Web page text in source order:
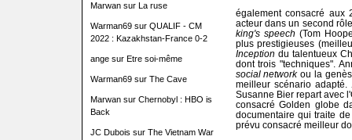
Marwansur La ruse
Warman69sur QUALIF - CM
2022 : Kazakhstan-France 0-2
angesur Etre soi-même
Warman69sur The Cave
Marwansur Chernobyl : HBO is
Back
JC Dubois sur The Vietnam War
également consacré aux
acteur dans un second
king's speech (Tom
plus prestigieuses
Inception du talentueux
dont trois "techniques".
social networkou la
meilleur scénario adapté.
Susanne Bier repart avec
consacré Golden globe
documentaire qui traite
prévu consacré meilleur